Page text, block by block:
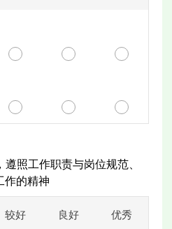
照工作职责与岗位规范、
作的精神
较好 良好 优秀